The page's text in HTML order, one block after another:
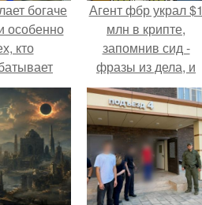
богаче
особенно
кто
всего.
Агент фбр украл $1
млн в крипте,
запомнив сид -
фразы из дела, и
советовался с
Chatgpt, как их
потратить.